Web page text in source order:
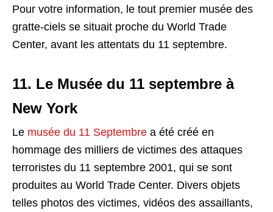
Pour votre information, le tout premier musée des
gratte-ciels se situait proche du World Trade
Center, avant les attentats du 11 septembre.
11. Le Musée du 11 septembre à
New York
Le musée du 11 Septembre a été créé en
hommage des milliers de victimes des attaques
terroristes du 11 septembre 2001, qui se sont
produites au World Trade Center. Divers objets
telles photos des victimes, vidéos des assaillants,